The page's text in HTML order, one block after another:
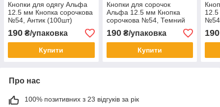
Кнопки для одягу Альфа
12.5 мм Кнопка сорочкова
№54, Антик (100шт)
190 ₴/упаковка
Купити
Кнопки для сорочок
Альфа 12.5 мм Кнопка
сорочкова №54, Темний
190₴/упаковка
Купити
190
Про нас
100% позитивних з 23 відгуків за рік